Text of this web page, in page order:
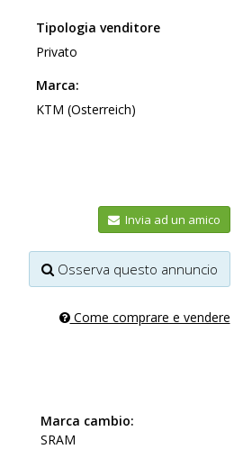
Tipologia venditore
Privato
Marca:
KTM (Osterreich)
Invia ad un amico
Osserva questo annuncio
Come comprare e vendere
Marca cambio:
SRAM